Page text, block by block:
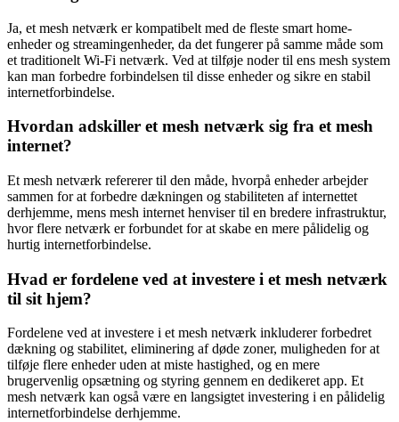
Ja, et mesh netværk er kompatibelt med de fleste smart home-
enheder og streamingenheder, da det fungerer på samme måde som
et traditionelt Wi-Fi netværk. Ved at tilføje noder til ens mesh system
kan man forbedre forbindelsen til disse enheder og sikre en stabil
internetforbindelse.
Hvordan adskiller et mesh netværk sig fra et mesh
internet?
Et mesh netværk refererer til den måde, hvorpå enheder arbejder
sammen for at forbedre dækningen og stabiliteten af internettet
derhjemme, mens mesh internet henviser til en bredere infrastruktur,
hvor flere netværk er forbundet for at skabe en mere pålidelig og
hurtig internetforbindelse.
Hvad er fordelene ved at investere i et mesh netværk
til sit hjem?
Fordelene ved at investere i et mesh netværk inkluderer forbedret
dækning og stabilitet, eliminering af døde zoner, muligheden for at
tilføje flere enheder uden at miste hastighed, og en mere
brugervenlig opsætning og styring gennem en dedikeret app. Et
mesh netværk kan også være en langsigtet investering i en pålidelig
internetforbindelse derhjemme.